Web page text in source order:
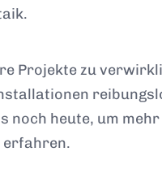
Projekte zu
noch heute, um
erfahren.